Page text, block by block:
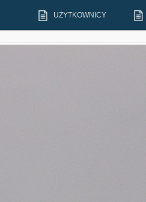
UŻYTKOWNICY